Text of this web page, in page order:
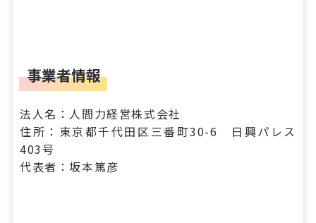
事業者情報
法人名：人間力経営株式会社
住所：東京都千代田区三番町30-6 日興パレス
403号
代表者：坂本篤彦